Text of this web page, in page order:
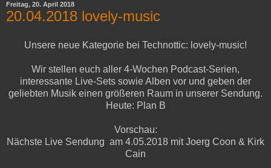
Freitag, 20. April 2018
20.04.2018 lovely-music
Unsere neue Kategorie bei Technottic: lovely-music!
Wir stellen euch aller 4-Wochen Podcast-Serien,
interessante Live-Sets sowie Alben vor und geben der
geliebten Musik einen größeren Raum in unserer Sendung.
Heute: Plan B
Vorschau:
Nächste Live Sendung am 4.05.2018 mit Joerg Coon & Kirk
Cain